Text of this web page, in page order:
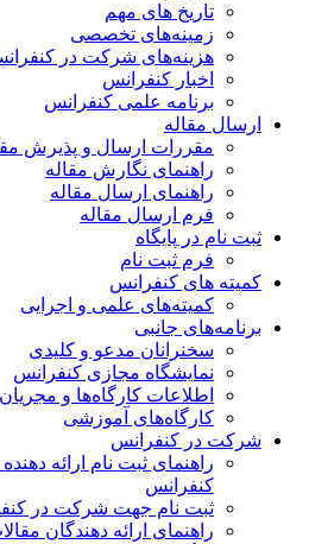
تاریخ های مهم
زمینه‌های تخصصی
هزینه‌های شرکت در کنفرانس
اخبار کنفرانس
برنامه علمی کنفرانس
ارسال مقاله
مقررات ارسال و پذیرش
راهنمای نگارش مقاله
راهنمای ارسال مقاله
فرم ارسال مقاله
ثبت نام در پایگاه
فرم ثبت نام
کمیته های کنفرانس
کمیته‌های علمی و اجرایی
برنامه‌های جانبی
سخنرانان مدعو و کلیدی
نمایشگاه مجازی کنفرانس
اطلاعات کارگاه‌ها و مجریان
کارگاه‌های آموزشی
شرکت در کنفرانس
راهنمای ثبت نام ارائه
کنفرانس
ثبت نام جهت شرکت در
راهنمای ارائه دهندگان مقالات